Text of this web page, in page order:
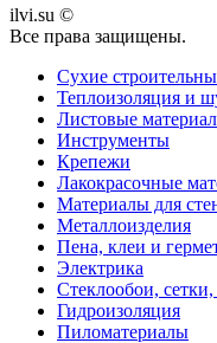
ilvi.su ©
Все права защищены.
Сухие
Теплоизоляция и
Листовые
Инструменты
Крепежи
Лакокрасочные
Материалы для
Металлоизделия
Пена, клеи и
Электрика
Стеклообои,
Гидроизоляция
Пиломатериалы